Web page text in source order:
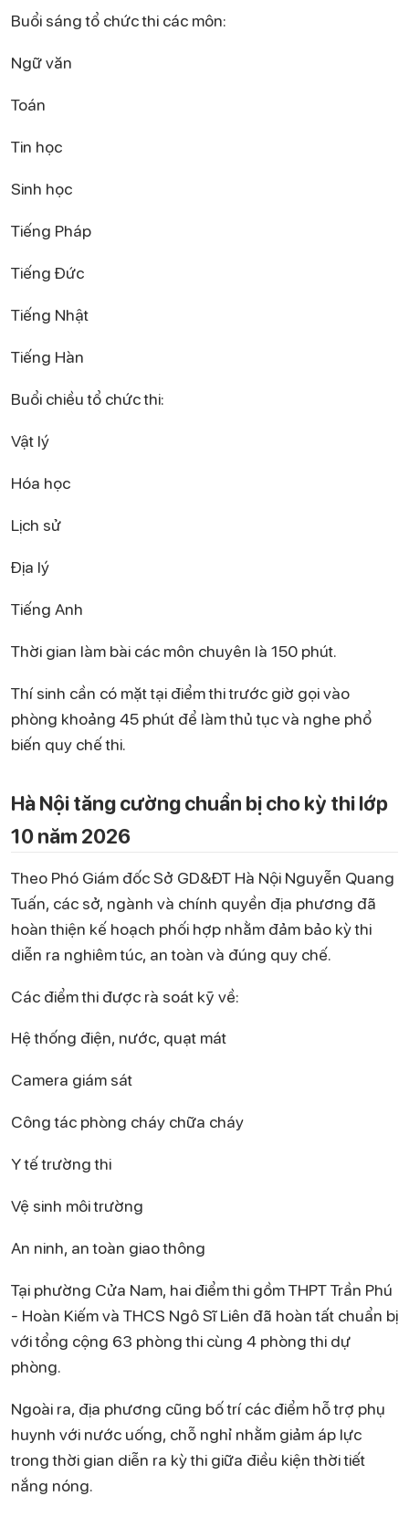
Buổi sáng tổ chức thi các môn:
Ngữ văn
Toán
Tin học
Sinh học
Tiếng Pháp
Tiếng Đức
Tiếng Nhật
Tiếng Hàn
Buổi chiều tổ chức thi:
Vật lý
Hóa học
Lịch sử
Địa lý
Tiếng Anh
Thời gian làm bài các môn chuyên là 150 phút.
Thí sinh cần có mặt tại điểm thi trước giờ gọi vào
phòng khoảng 45 phút để làm thủ tục và nghe phổ
biến quy chế thi.
Hà Nội tăng cường chuẩn bị cho kỳ thi lớp
10 năm 2026
Theo Phó Giám đốc Sở GD&ĐT Hà Nội Nguyễn Quang
Tuấn, các sở, ngành và chính quyền địa phương đã
hoàn thiện kế hoạch phối hợp nhằm đảm bảo kỳ thi
diễn ra nghiêm túc, an toàn và đúng quy chế.
Các điểm thi được rà soát kỹ về:
Hệ thống điện, nước, quạt mát
Camera giám sát
Công tác phòng cháy chữa cháy
Y tế trường thi
Vệ sinh môi trường
An ninh, an toàn giao thông
Tại phường Cửa Nam, hai điểm thi gồm THPT Trần Phú
- Hoàn Kiếm và THCS Ngô Sĩ Liên đã hoàn tất chuẩn bị
với tổng cộng 63 phòng thi cùng 4 phòng thi dự
phòng.
Ngoài ra, địa phương cũng bố trí các điểm hỗ trợ phụ
huynh với nước uống, chỗ nghỉ nhằm giảm áp lực
trong thời gian diễn ra kỳ thi giữa điều kiện thời tiết
nắng nóng.